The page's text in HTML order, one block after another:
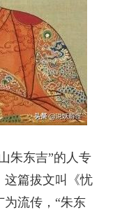
朱东吉”的人专
这篇拔文叫《忧
流传，“朱东